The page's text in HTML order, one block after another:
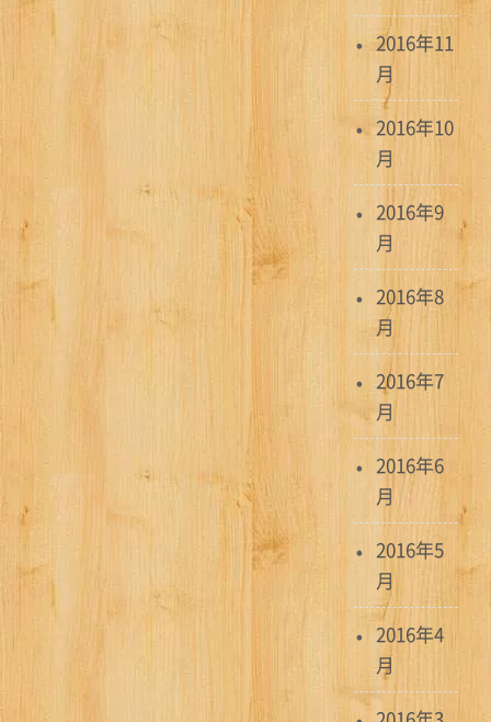
2016年11
月
2016年10
月
2016年9
月
2016年8
月
2016年7
月
2016年6
月
2016年5
月
2016年4
月